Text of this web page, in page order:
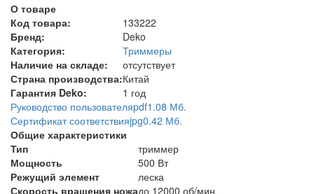
О товаре
Код товара:
133222
Бренд:
Deko
Категория:
Триммеры
Наличие на складе:
отсутствует
Страна производства:Китай
Гарантия Deko:
1 год
Руководство пользователяpdf1.08 Мб.
Сертификат соответствияjpg0.42 Мб.
Общие характеристики
Тип
триммер
Мощность
500 Вт
Режущий элемент
леска
Скорость вращения ножадо 12000 об/мин